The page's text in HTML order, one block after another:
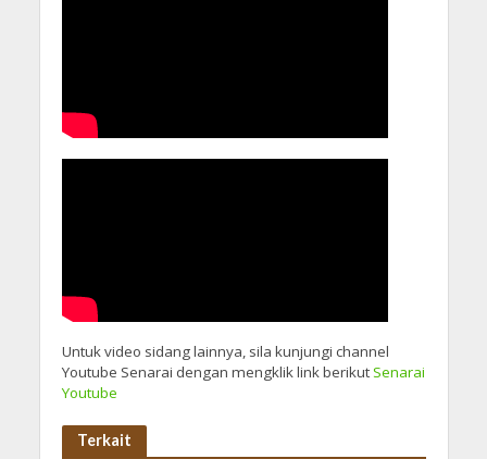
Untuk video sidang lainnya, sila kunjungi channel
Youtube Senarai dengan mengklik link berikutSenarai
Youtube
Terkait